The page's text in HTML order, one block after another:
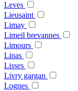
Leves
Lieusaint
Limay
Limeil brevannes
Limours
Linas
Lisses
Livry gargan
Lognes